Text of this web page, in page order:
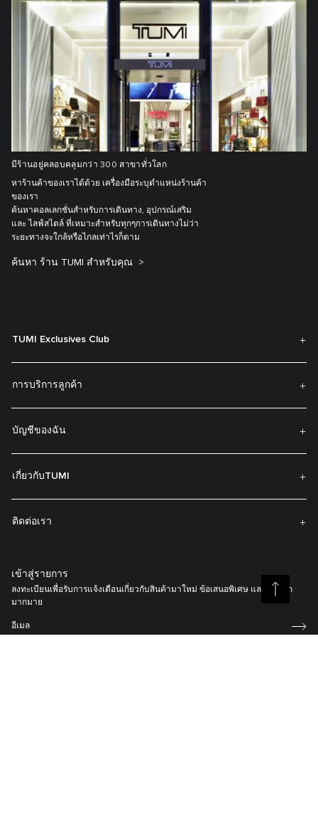
มีร้านอยู่คลอบคลุมกว่า 300 สาขาทั่วโลก
หาร้านค้าของเราได้ด้วย เครื่องมือระบุตำแหน่งร้านค้า
ของเรา
ค้นหาคอลเลกชั่นสำหรับการเดินทาง, อุปกรณ์เสริม
และ ไลฟ์สไตล์ ที่เหมาะสำหรับทุกๆการเดินทางไม่ว่า
ระยะทางจะใกล้หรือไกลเท่าไรก็ตาม
ค้นหา ร้าน TUMI สำหรับคุณ
TUMI Exclusives Club
การบริการลูกค้า
บัญชีของฉัน
เกี่ยวกับTUMI
ติดต่อเรา
เข้าสู่รายการ
ลงทะเบียนเพื่อรับการแจ้งเตือนเกี่ยวกับสินค้ามาใหม่ ข้อเสนอพิเศษ และอื่นๆ อีก
มากมาย